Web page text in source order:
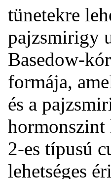
tünetekre
pajzsmirigy
Basedow-
formája,
és a
hormonszint
2-es típusú
lehetséges